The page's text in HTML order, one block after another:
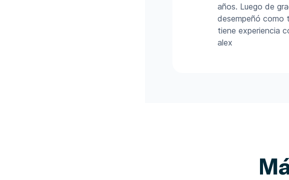
años. Luego de
desempeñó como
tiene experiencia
alex